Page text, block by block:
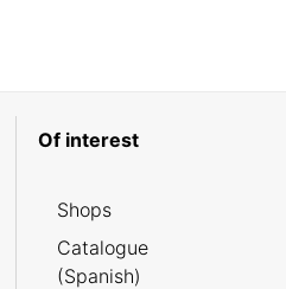
Of interest
Shops
Catalogue
(Spanish)